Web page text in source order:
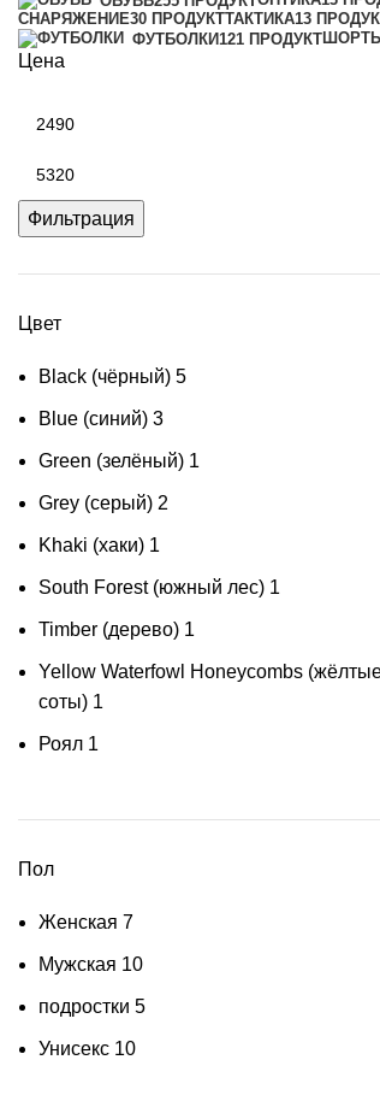
СНАРЯЖЕНИЕ30 ПРОДУКТТАКТИКА13
ФУТБОЛКИ121 ПРОДУКТШОРТЫ
Цена
Фильтрация
Цвет
Black (чёрный) 5
Blue (синий) 3
Green (зелёный) 1
Grey (серый) 2
Khaki (хаки) 1
South Forest (южный лес) 1
Timber (дерево) 1
Yellow Waterfowl Honeycombs
соты) 1
Роял 1
Пол
Женская 7
Мужская 10
подростки 5
Унисекс 10